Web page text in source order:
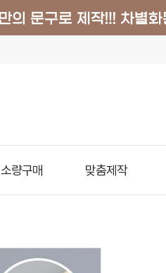
소량구매 맞춤제작